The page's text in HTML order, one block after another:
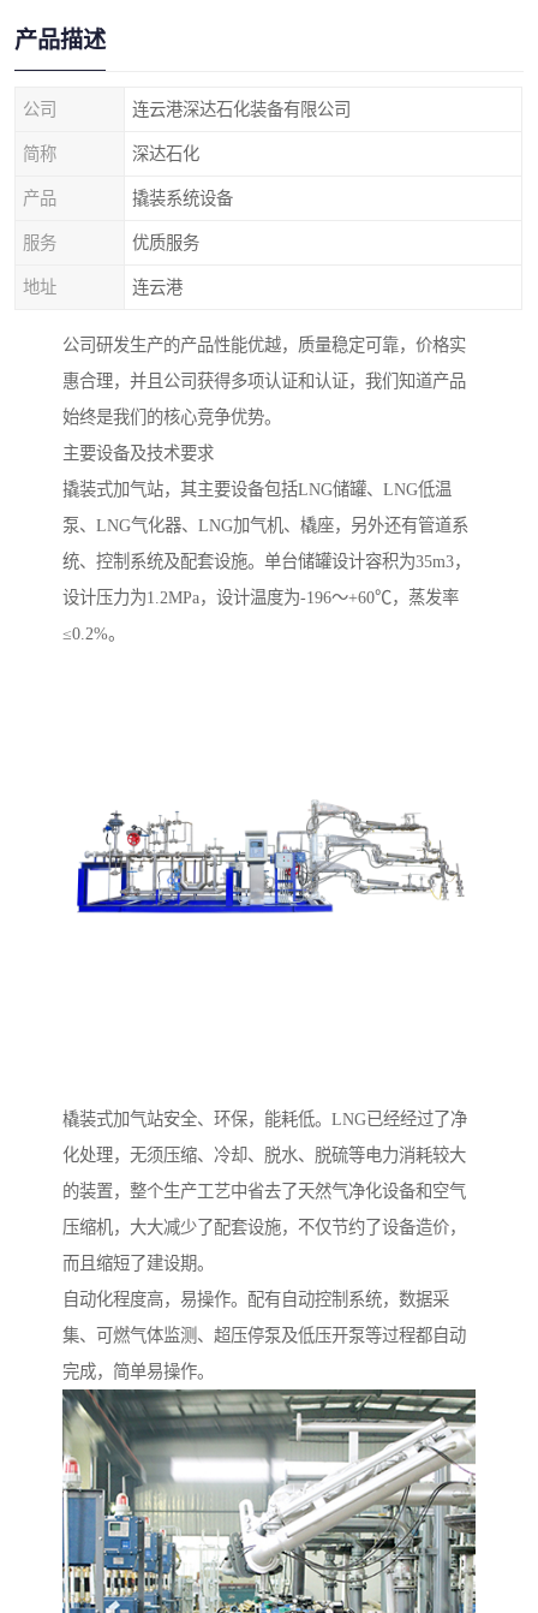
产品描述
公司 连云港深达石化装备有限公司
简称 深达石化
产品 撬装系统设备
服务 优质服务
地址 连云港
公司研发生产的产品性能优越，质量稳定可靠，价格实
惠合理，并且公司获得多项认证和认证，我们知道产品
始终是我们的核心竞争优势。
主要设备及技术要求
撬装式加气站，其主要设备包括LNG储罐、LNG低温
泵、LNG气化器、LNG加气机、橇座，另外还有管道系
统、控制系统及配套设施。单台储罐设计容积为35m3，
设计压力为1.2MPa，设计温度为-196～+60℃，蒸发率
≤0.2%。
橇装式加气站安全、环保，能耗低。LNG已经经过了净
化处理，无须压缩、冷却、脱水、脱硫等电力消耗较大
的装置，整个生产工艺中省去了天然气净化设备和空气
压缩机，大大减少了配套设施，不仅节约了设备造价，
而且缩短了建设期。
自动化程度高，易操作。配有自动控制系统，数据采
集、可燃气体监测、超压停泵及低压开泵等过程都自动
完成，简单易操作。